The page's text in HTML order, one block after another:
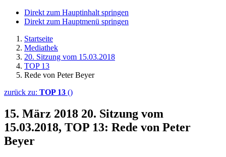
Direkt zum Hauptinhalt springen
Direkt zum Hauptmenü springen
Startseite
Mediathek
20. Sitzung vom 15.03.2018
TOP 13
Rede von Peter Beyer
zurück zu: TOP 13 ()
15. März 2018 20. Sitzung vom
15.03.2018, TOP 13: Rede von Peter
Beyer